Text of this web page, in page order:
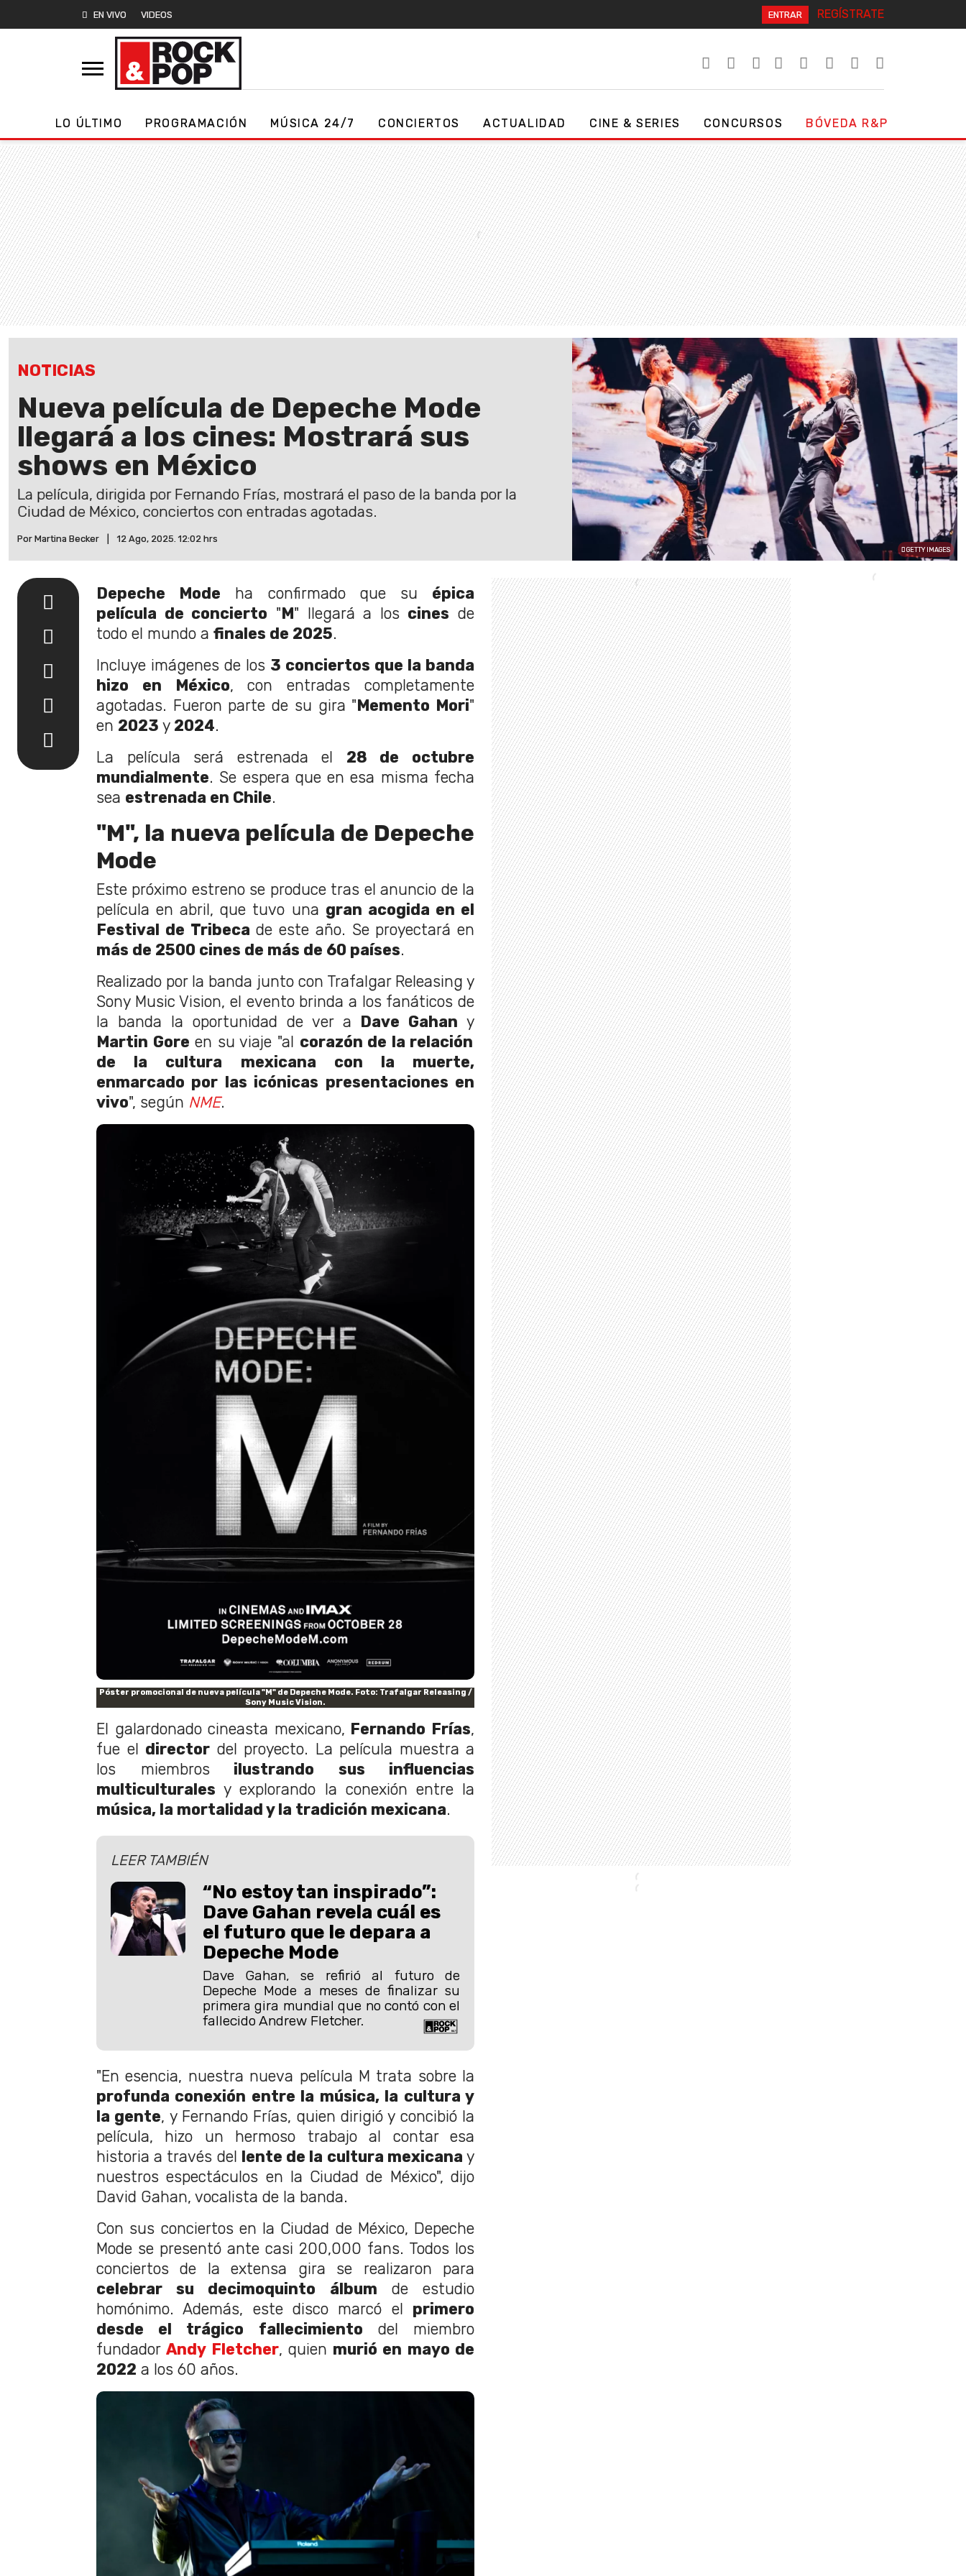
EN VIVO VIDEOS ENTRAR REGÍSTRATE
LO ÚLTIMO PROGRAMACIÓN MÚSICA 24/7 CONCIERTOS ACTUALIDAD CINE & SERIES CONCURSOS BÓVEDA R&P
NOTICIAS
Nueva película de Depeche Mode
llegará a los cines: Mostrará sus
shows en México
La película, dirigida por Fernando Frías, mostrará el paso de la banda por la
Ciudad de México, conciertos con entradas agotadas.
Por Martina Becker 12 Ago, 2025. 12:02 hrs
GETTY IMAGES
Depeche Mode ha confirmado que su épica
película de concierto "M" llegará a los cines de
todo el mundo a finales de 2025.
Incluye imágenes de los 3 conciertos que la banda
hizo en México, con entradas completamente
agotadas. Fueron parte de su gira "Memento Mori"
en 2023 y 2024.
La película será estrenada el 28 de octubre
mundialmente. Se espera que en esa misma fecha
sea estrenada en Chile.
"M", la nueva película de Depeche
Mode
Este próximo estreno se produce tras el anuncio de la
película en abril, que tuvo una gran acogida en el
Festival de Tribeca de este año. Se proyectará en
más de 2500 cines de más de 60 países.
Realizado por la banda junto con Trafalgar Releasing y
Sony Music Vision, el evento brinda a los fanáticos de
la banda la oportunidad de ver a Dave Gahan y
Martin Gore en su viaje "al corazón de la relación
de la cultura mexicana con la muerte,
enmarcado por las icónicas presentaciones en
vivo", según NME.
Póster promocional de nueva película "M" de Depeche Mode. Foto: Trafalgar Releasing /
Sony Music Vision.
El galardonado cineasta mexicano, Fernando Frías,
fue el director del proyecto. La película muestra a
los miembrosilustrando sus influencias
multiculturales y explorando la conexión entre la
música, la mortalidad y la tradición mexicana.
LEER TAMBIÉN
“No estoy tan inspirado”:
Dave Gahan revela cuál es
el futuro que le depara a
Depeche Mode
Dave Gahan, se refirió al futuro de
Depeche Mode a meses de finalizar su
primera gira mundial que no contó con el
fallecido Andrew Fletcher.
"En esencia, nuestra nueva película M trata sobre la
profunda conexión entre la música, la cultura y
la gente, y Fernando Frías, quien dirigió y concibió la
película, hizo un hermoso trabajo al contar esa
historia a través del lente de la cultura mexicana y
nuestros espectáculos en la Ciudad de México", dijo
David Gahan, vocalista de la banda.
Con sus conciertos en la Ciudad de México, Depeche
Mode se presentó ante casi 200,000 fans. Todos los
conciertos de la extensa gira se realizaron para
celebrar su decimoquinto álbum de estudio
homónimo. Además, este disco marcó el primero
desde el trágico fallecimiento del miembro
fundadorAndy Fletcher, quien murió en mayo de
2022 a los 60 años.